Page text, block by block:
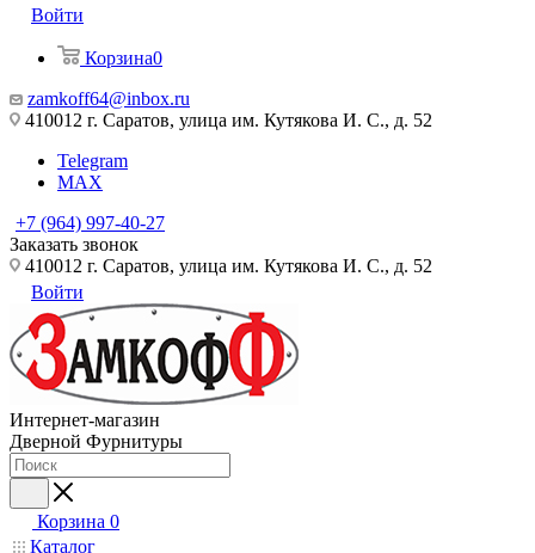
Войти
Корзина0
zamkoff64@inbox.ru
410012 г. Саратов, улица им. Кутякова И. С., д. 52
Telegram
MAX
+7 (964) 997-40-27
Заказать звонок
410012 г. Саратов, улица им. Кутякова И. С., д. 52
Войти
Интернет-магазин
Дверной Фурнитуры
Корзина 0
Каталог